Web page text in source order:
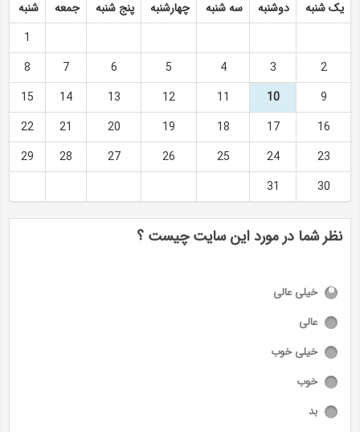
یک شنبه دوشنبه سه شنبه چهارشنبه پنج شنبه جمعه
شنبه
1
2
3
4
5
6
7
8
9
10
11
12
13
14
15
16
17
18
19
20
21
22
23
24
25
26
27
28
29
30
31
نظر شما در مورد این سایت چیست ؟
خیلی عالی
عالی
خیلی خوب
خوب
بد